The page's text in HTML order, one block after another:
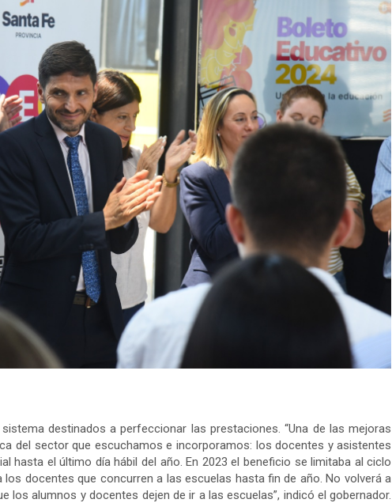
destinados a perfeccionar las prestaciones. “Una de las mejoras
del sector que escuchamos e incorporamos: los docentes y asistentes
hasta el último día hábil del año. En 2023 el beneficio se limitaba al ciclo
docentes que concurren a las escuelas hasta fin de año. No volverá a
los alumnos y docentes dejen de ir a las escuelas”, indicó el gobernador.